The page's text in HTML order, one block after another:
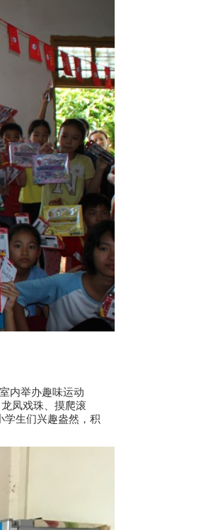
内举办趣味运动
凤戏珠、摸爬滚
学生们兴趣盎然，积